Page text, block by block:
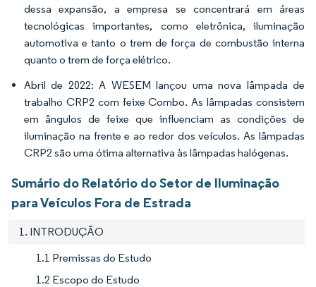
dessa expansão, a empresa se concentrará em áreas
tecnológicas importantes, como eletrônica, iluminação
automotiva e tanto o trem de força de combustão interna
quanto o trem de força elétrico.
Abril de 2022: A WESEM lançou uma nova lâmpada de
trabalho CRP2 com feixe Combo. As lâmpadas consistem
em ângulos de feixe que influenciam as condições de
iluminação na frente e ao redor dos veículos. As lâmpadas
CRP2 são uma ótima alternativa às lâmpadas halógenas.
Sumário do Relatório do Setor de Iluminação
para Veículos Fora de Estrada
1. INTRODUÇÃO
1.1 Premissas do Estudo
1.2 Escopo do Estudo